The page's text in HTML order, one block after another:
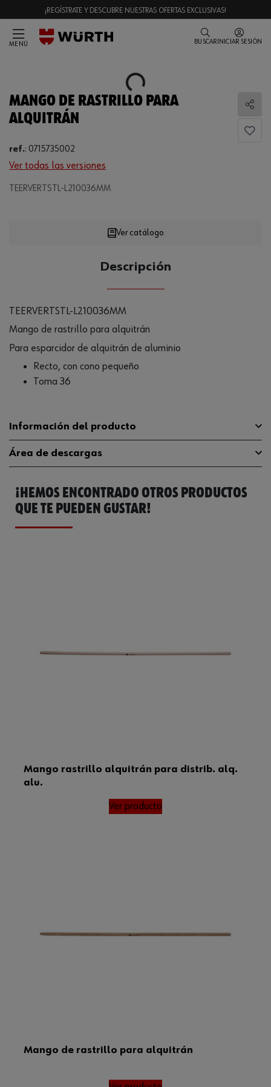
¡REGÍSTRATE Y DESCUBRE NUESTRAS OFERTAS EXCLUSIVAS!
MENÚ BUSCAR INICIAR SESIÓN
Loading...
MANGO DE RASTRILLO PARA
ALQUITRÁN
ref.: 0715735002
Ver todas las versiones
TEERVERTSTL-L210036MM
Loading...
Ver catálogo
Descripción
TEERVERTSTL-L210036MM
Mango de rastrillo para alquitrán
Para esparcidor de alquitrán de aluminio
Recto, con cono pequeño
Toma 36
Información del producto
Material de la empuñadura larga Haya
Longitud 2100 mm
Diámetro
Área de descargas
Catálogo General 0715735002
¡HEMOS ENCONTRADO OTROS PRODUCTOS
QUE TE PUEDEN GUSTAR!
Mango rastrillo alquitrán para distrib. alq.
alu.
Ver producto
Mango de rastrillo para alquitrán